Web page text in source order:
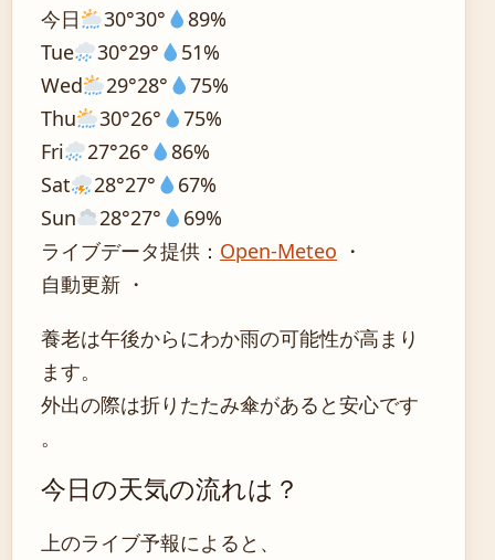
今日
30°30°
89%
Tue
30°29°
51%
Wed
29°28°
75%
Thu
30°26°
75%
Fri
27°26°
86%
Sat
28°27°
67%
Sun
28°27°
69%
ライブデータ提供： Open-Meteo ・
自動更新 ・
養老は午後からにわか雨の可能性が高まり
ます。
外出の際は折りたたみ傘があると安心です
。
今日の天気の流れは？
上のライブ予報によると、